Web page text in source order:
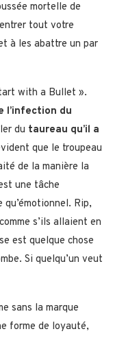
mortelle de
tout votre
à les abattre un par
with a Bullet ».
l’infection du
du taureau qu’il a
que le troupeau
de la manière la
une tâche
Rip,
s’ils allaient en
est quelque chose
Si quelqu’un veut
sans la marque
forme de loyauté,